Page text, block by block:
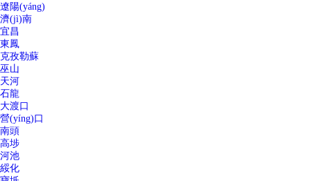
遼陽(yáng)
濟(jì)南
宜昌
東鳳
克孜勒蘇
巫山
天河
石龍
大渡口
營(yíng)口
南頭
高埗
河池
綏化